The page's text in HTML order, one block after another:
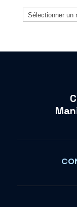
Archives